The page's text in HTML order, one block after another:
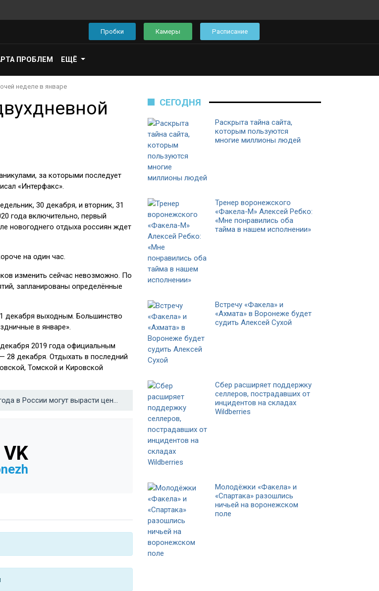
Пробки Камеры Расписание
ПРОБЛЕМ ЕЩЁ
неделе в январе
за которыми последует
«Интерфакс».
30 декабря, и вторник, 31
года включительно, первый
новогоднего отдыха россиян ждет
на один час.
изменить сейчас невозможно. По
запланированы определённые
декабря выходным. Большинство
в январе».
2019 года официальным
28 декабря. Отдыхать в последний
Томской и Кировской
С Нового года в России могут вырасти цены на авиаперевозки →
VK
СЕГОДНЯ
Раскрыта тайна сайта,
которым пользуются
многие миллионы людей
Тренер воронежского
«Факела-М» Алексей Ребко:
«Мне понравились оба
тайма в нашем исполнении»
Встречу «Факела» и
«Ахмата» в Воронеже будет
судить Алексей Сухой
Сбер расширяет поддержку
селлеров, пострадавших от
инцидентов на складах
Wildberries
Молодёжки «Факела» и
«Спартака» разошлись
ничьей на воронежском
поле